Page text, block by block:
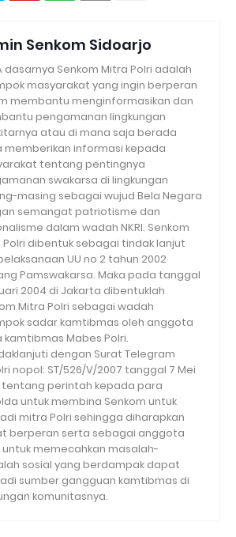
Senkom Sidoarjo
dasarnya Senkom Mitra Polri adalah
masyarakat yang ingin berperan
membantu menginformasikan dan
pengamanan lingkungan
atau di mana saja berada
memberikan informasi kepada
tentang pentingnya
swakarsa di lingkungan
masing sebagai wujud Bela Negara
semangat patriotisme dan
dalam wadah NKRI. Senkom
Polri dibentuk sebagai tindak lanjut
UU no 2 tahun 2002
Pamswakarsa. Maka pada tanggal
2004 di Jakarta dibentuklah
Mitra Polri sebagai wadah
sadar kamtibmas oleh anggota
kamtibmas Mabes Polri.
dengan Surat Telegram
nopol: ST/526/V/2007 tanggal 7 Mei
tentang perintah kepada para
untuk membina Senkom untuk
mitra Polri sehingga diharapkan
berperan serta sebagai anggota
untuk memecahkan masalah-
sosial yang berdampak dapat
sumber gangguan kamtibmas di
komunitasnya.